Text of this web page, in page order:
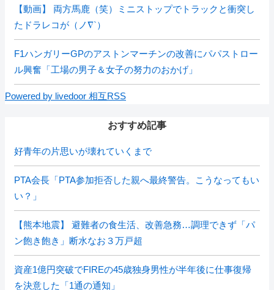
【動画】 両方馬鹿（笑）ミニストップでトラックと衝突し
たドラレコが（ノ∇`）
F1ハンガリーGPのアストンマーチンの改善にパパストロー
ル興奮「工場の男子＆女子の努力のおかげ」
Powered by livedoor 相互RSS
おすすめ記事
好青年の片思いが壊れていくまで
PTA会長「PTA参加拒否した親へ最終警告。こうなってもい
い？」
【熊本地震】 避難者の食生活、改善急務…調理できず「パ
ン飽き飽き」断水なお３万戸超
資産1億円突破でFIREの45歳独身男性が半年後に仕事復帰
を決意した「1通の通知」